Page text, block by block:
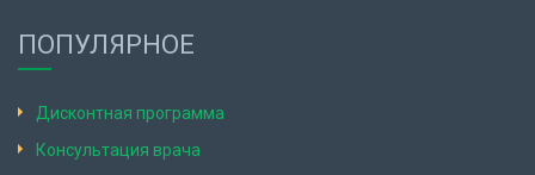
ПОПУЛЯРНОЕ
Дисконтная программа
Консультация врача